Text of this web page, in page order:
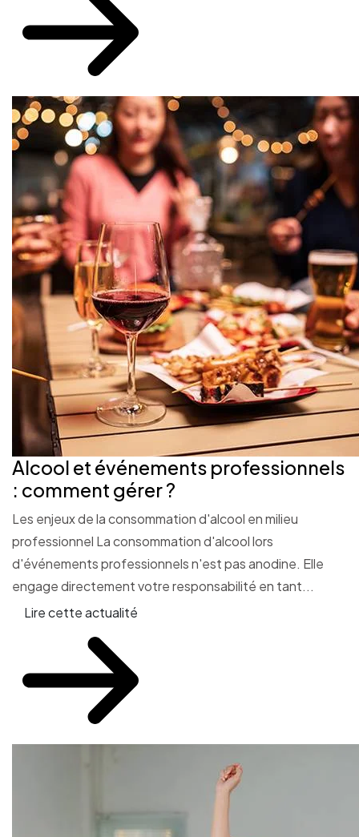
Alcool et événements professionnels
: comment gérer ?
Les enjeux de la consommation d'alcool en milieu
professionnel La consommation d'alcool lors
d'événements professionnels n'est pas anodine. Elle
engage directement votre responsabilité en tant...
Lire cette actualité